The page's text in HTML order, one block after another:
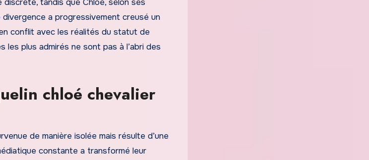
discrète, tandis que Chloé, selon ses
a progressivement creusé un
conflit avec les réalités du statut de
les plus admirés ne sont pas à l’abri des
chloé chevalier
de manière isolée mais résulte d’une
constante a transformé leur